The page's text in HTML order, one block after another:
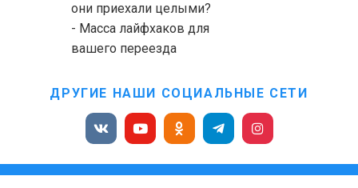
они приехали целыми?
- Масса лайфхаков для
вашего переезда
ДРУГИЕ НАШИ СОЦИАЛЬНЫЕ СЕТИ